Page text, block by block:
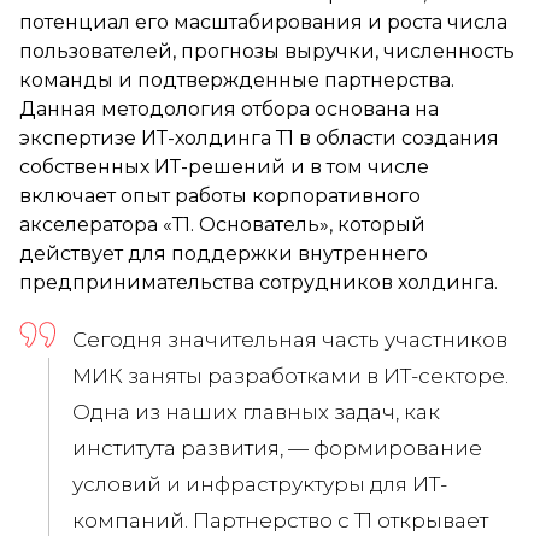
потенциал его масштабирования и роста числа
пользователей, прогнозы выручки, численность
команды и подтвержденные партнерства.
Данная методология отбора основана на
экспертизе ИТ-холдинга Т1 в области создания
собственных ИТ-решений и в том числе
включает опыт работы корпоративного
акселератора «Т1. Основатель», который
действует для поддержки внутреннего
предпринимательства сотрудников холдинга.
Сегодня значительная часть участников
МИК заняты разработками в ИТ-секторе.
Одна из наших главных задач, как
института развития, — формирование
условий и инфраструктуры для ИТ-
компаний. Партнерство с Т1 открывает